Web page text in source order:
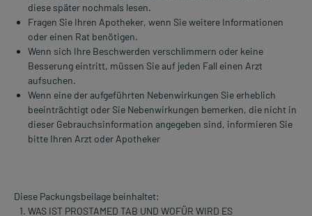
diese später nochmals lesen.
Fragen Sie Ihren Apotheker, wenn Sie weitere Informationen
oder einen Rat benötigen.
Wenn sich Ihre Beschwerden verschlimmern oder keine
Besserung eintritt, müssen Sie auf jeden Fall einen Arzt
aufsuchen.
Wenn eine der aufgeführten Nebenwirkungen Sie erheblich
beeinträchtigt oder Sie Nebenwirkungen bemerken, die nicht in
dieser Gebrauchsinformation angegeben sind, informieren Sie
bitte Ihren Arzt oder Apotheker
Diese Packungsbeilage beinhaltet:
WAS IST PROSTAMED TAB UND WOFÜR WIRD ES